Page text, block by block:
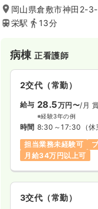
オペ室(手術室)
日勤のみ（常勤）
給与 24.1〜31.2
時間 8:30～17:00（休
オンコールあり
月
院内にステーションのあ
も取り組みを活発に行な
中長期的な関わりを目指
共交通機関での通勤も可
岡山県倉敷市神田2-
栄駅
13分
病棟正看護師
2交代（常勤）
給与 28.5万円〜/月
※経験3年の例
時間 8:30～17:30 （
担当業務未経験可
月給34万円以上可
3交代（常勤）